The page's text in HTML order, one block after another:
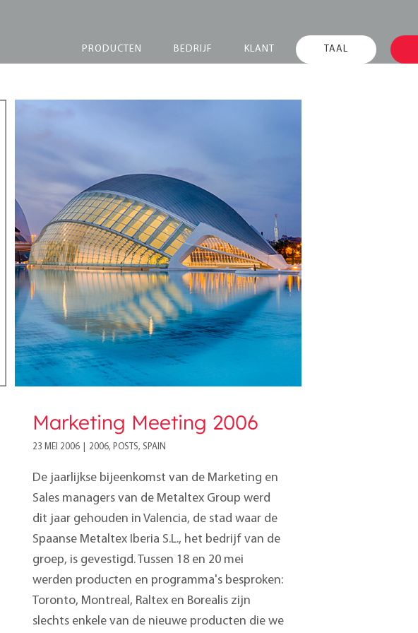
PRODUCTEN BEDRIJF KLANT TAAL
Marketing Meeting
2006
Marketing Meeting 2006
23 MEI 2006 2006, POSTS, SPAIN
De jaarlijkse bijeenkomst van de Marketing en
Sales managers van de Metaltex Group werd
dit jaar gehouden in Valencia, de stad waar de
Spaanse Metaltex Iberia S.L., het bedrijf van de
groep, is gevestigd. Tussen 18 en 20 mei
werden producten en programma's besproken:
Toronto, Montreal, Raltex en Borealis zijn
slechts enkele van de nieuwe producten die we